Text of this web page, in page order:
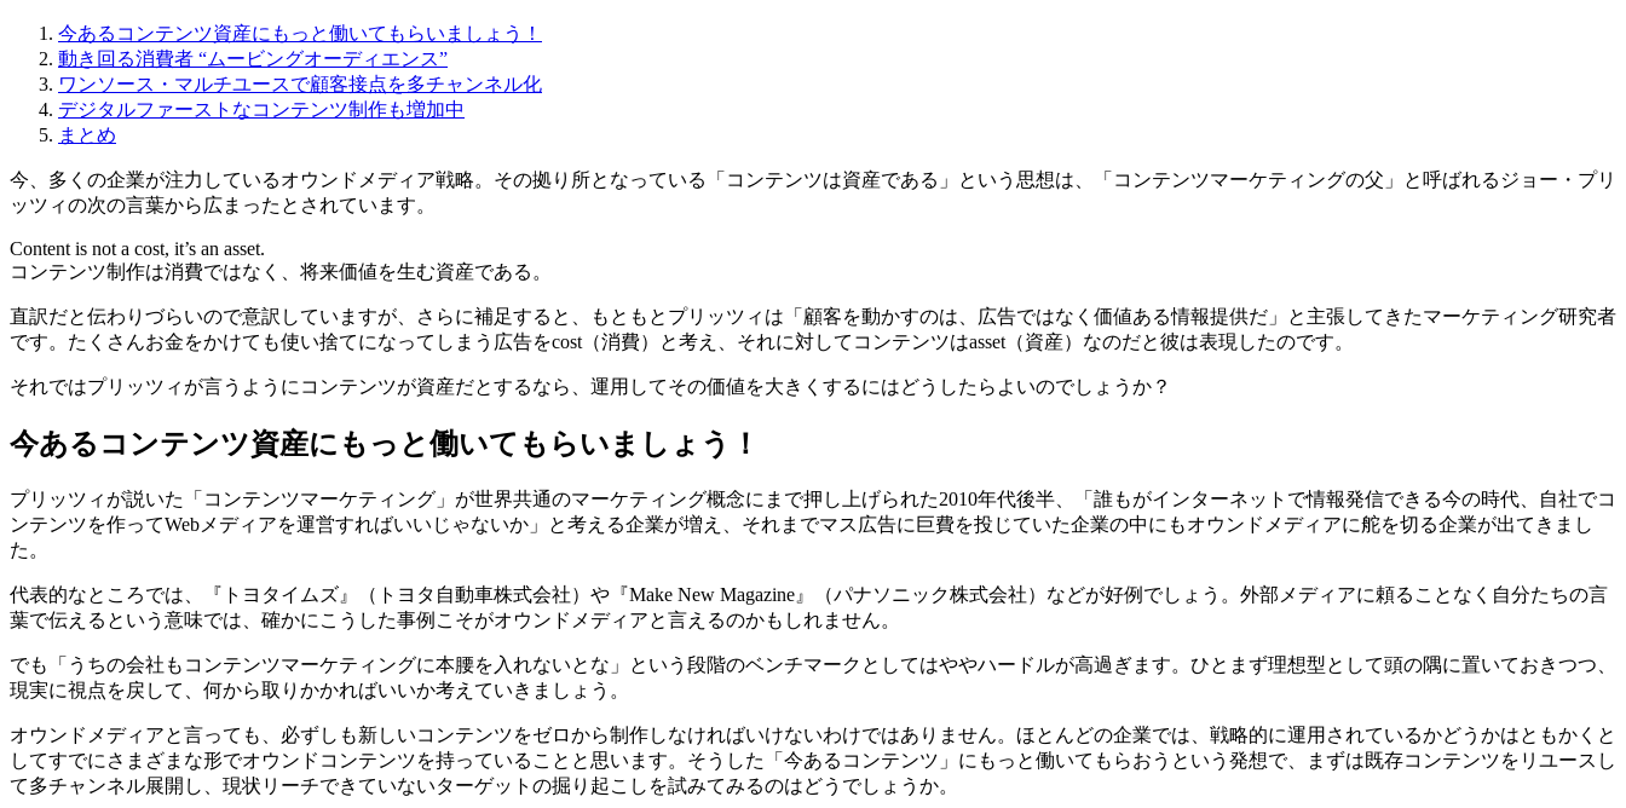
今あるコンテンツ資産にもっと働いてもらいましょう！
動き回る消費者 “ムービングオーディエンス”
ワンソース・マルチユースで顧客接点を多チャンネル化
デジタルファーストなコンテンツ制作も増加中
まとめ
今、多くの企業が注力しているオウンドメディア戦略。その拠り所となっている「コンテンツは資産である」という思想は、「コンテンツマーケティングの父」と呼ばれるジョー・プリ
ッツィの次の言葉から広まったとされています。
Content is not a cost, it’s an asset.
コンテンツ制作は消費ではなく、将来価値を生む資産である。
直訳だと伝わりづらいので意訳していますが、さらに補足すると、もともとプリッツィは「顧客を動かすのは、広告ではなく価値ある情報提供だ」と主張してきたマーケティング研究者
です。たくさんお金をかけても使い捨てになってしまう広告をcost（消費）と考え、それに対してコンテンツはasset（資産）なのだと彼は表現したのです。
それではプリッツィが言うようにコンテンツが資産だとするなら、運用してその価値を大きくするにはどうしたらよいのでしょうか？
今あるコンテンツ資産にもっと働いてもらいましょう！
プリッツィが説いた「コンテンツマーケティング」が世界共通のマーケティング概念にまで押し上げられた2010年代後半、「誰もがインターネットで情報発信できる今の時代、自社でコ
ンテンツを作ってWebメディアを運営すればいいじゃないか」と考える企業が増え、それまでマス広告に巨費を投じていた企業の中にもオウンドメディアに舵を切る企業が出てきまし
た。
代表的なところでは、『トヨタイムズ』（トヨタ自動車株式会社）や『Make New Magazine』（パナソニック株式会社）などが好例でしょう。外部メディアに頼ることなく自分たちの言
葉で伝えるという意味では、確かにこうした事例こそがオウンドメディアと言えるのかもしれません。
でも「うちの会社もコンテンツマーケティングに本腰を入れないとな」という段階のベンチマークとしてはややハードルが高過ぎます。ひとまず理想型として頭の隅に置いておきつつ、
現実に視点を戻して、何から取りかかればいいか考えていきましょう。
オウンドメディアと言っても、必ずしも新しいコンテンツをゼロから制作しなければいけないわけではありません。ほとんどの企業では、戦略的に運用されているかどうかはともかくと
してすでにさまざまな形でオウンドコンテンツを持っていることと思います。そうした「今あるコンテンツ」にもっと働いてもらおうという発想で、まずは既存コンテンツをリユースし
て多チャンネル展開し、現状リーチできていないターゲットの掘り起こしを試みてみるのはどうでしょうか。